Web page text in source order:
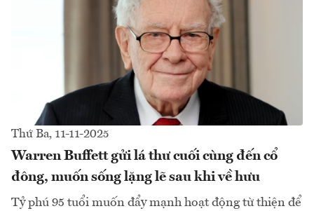
Thứ Ba, 11-11-2025
Warren Buffett gửi lá thư cuối cùng đến cổ
đông, muốn sống lặng lẽ sau khi về hưu
Tỷ phú 95 tuổi muốn đẩy mạnh hoạt động từ thiện để